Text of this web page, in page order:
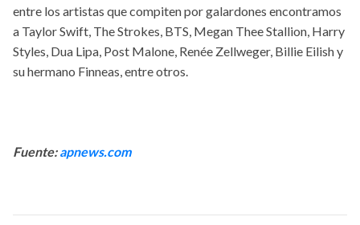
entre los artistas que compiten por galardones encontramos
a Taylor Swift, The Strokes, BTS, Megan Thee Stallion, Harry
Styles, Dua Lipa, Post Malone, Renée Zellweger, Billie Eilish y
su hermano Finneas, entre otros.
Fuente:apnews.com